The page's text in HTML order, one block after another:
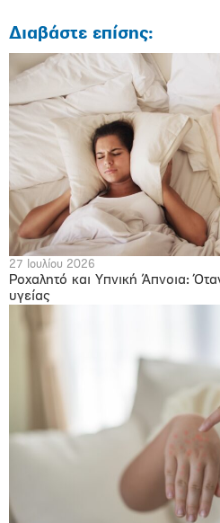
Διαβάστε επίσης:
27 Ιουλίου 2026
Ροχαλητό και Υπνική Άπνοια:
υγείας